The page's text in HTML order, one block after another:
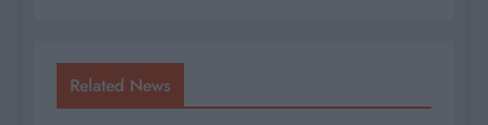
Related News